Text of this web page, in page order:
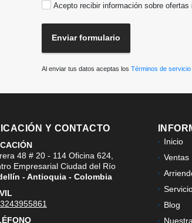
Acepto recibir información sobre ofertas
Enviar formulario
Al enviar tus datos aceptas los Términos de
Y CONTACTO
48 # 20 - 114 Oficina 624,
Empresarial Ciudad del Río
- Antioquia - Colombia
Inicio
Ventas
Blog